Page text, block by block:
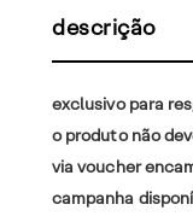
descrição
exclusivo para
o produto não
via voucher
campanha